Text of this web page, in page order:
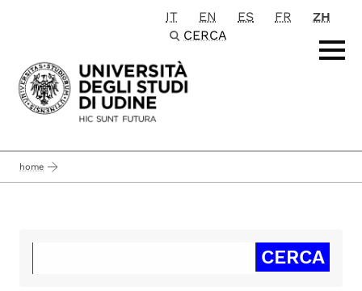
Passa al contenuto principale
IT EN ES FR
ZH
CERCA
home